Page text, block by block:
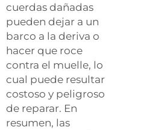
cuerdas dañadas
pueden dejar a un
barco a la deriva o
hacer que roce
contra el muelle, lo
cual puede resultar
costoso y peligroso
de reparar. En
resumen, las